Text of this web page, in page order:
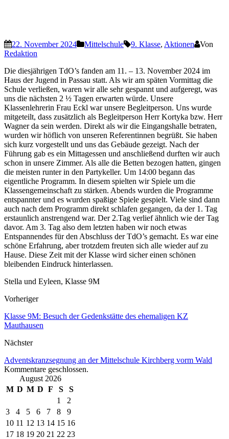
22. November 2024 Mittelschule 9. Klasse, Aktionen
Von
Redaktion
Die diesjährigen TdO’s fanden am 11. – 13. November 2024 im
Haus der Jugend in Passau statt. Als wir am späten Vormittag die
Schule verließen, waren wir alle sehr gespannt und aufgeregt, was
uns die nächsten 2 ½ Tagen erwarten würde. Unsere
Klassenlehrerin Frau Eckl war unsere Begleitperson. Uns wurde
mitgeteilt, dass zusätzlich als Begleitperson Herr Kortyka bzw. Herr
Wagner da sein werden. Direkt als wir die Eingangshalle betraten,
wurden wir höflich von unseren Referentinnen begrüßt. Sie haben
sich kurz vorgestellt und uns das Gebäude gezeigt. Nach der
Führung gab es ein Mittagessen und anschließend durften wir auch
schon in unsere Zimmer. Als alle die Betten bezogen hatten, gingen
die meisten runter in den Partykeller. Um 14:00 begann das
eigentliche Programm. In diesem spielten wir Spiele um die
Klassengemeinschaft zu stärken. Abends wurden die Programme
entspannter und es wurden spaßige Spiele gespielt. Viele sind dann
auch nach dem Programm direkt schlafen gegangen, da der 1. Tag
erstaunlich anstrengend war. Der 2.Tag verlief ähnlich wie der Tag
davor. Am 3. Tag also dem letzten haben wir noch etwas
Entspannendes für den Abschluss der TdO’s gemacht. Es war eine
schöne Erfahrung, aber trotzdem freuten sich alle wieder auf zu
Hause. Diese Zeit mit der Klasse wird sicher einen schönen
bleibenden Eindruck hinterlassen.
Stella und Eyleen, Klasse 9M
Vorheriger
Klasse 9M: Besuch der Gedenkstätte des ehemaligen KZ
Mauthausen
Nächster
Adventskranzsegnung an der Mittelschule Kirchberg vorm Wald
Kommentare geschlossen.
August 2026
M D M D F S
S
1
2
3
4 5 6 7 8
9
10 11 12 13 14 15 16
17 18 19 20 21 22 23